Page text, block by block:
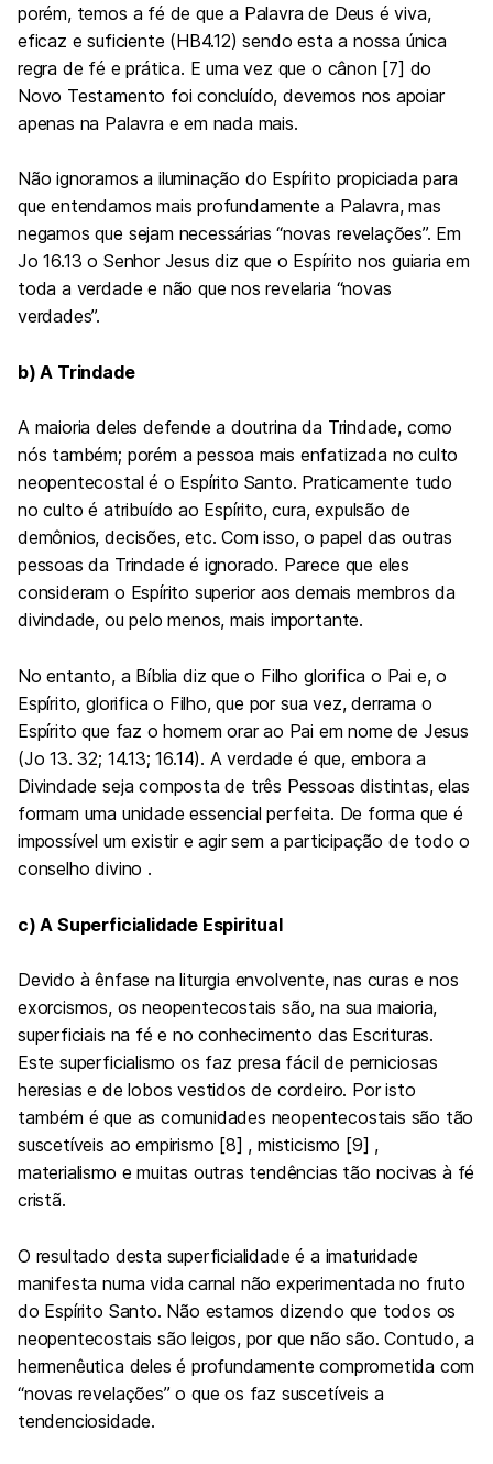
porém, temos a fé de que a Palavra de Deus é viva,
eficaz e suficiente (HB4.12) sendo esta a nossa única
regra de fé e prática. E uma vez que o cânon [7] do
Novo Testamento foi concluído, devemos nos apoiar
apenas na Palavra e em nada mais.
Não ignoramos a iluminação do Espírito propiciada para
que entendamos mais profundamente a Palavra, mas
negamos que sejam necessárias “novas revelações”. Em
Jo 16.13 o Senhor Jesus diz que o Espírito nos guiaria em
toda a verdade e não que nos revelaria “novas
verdades”.
b) A Trindade
A maioria deles defende a doutrina da Trindade, como
nós também; porém a pessoa mais enfatizada no culto
neopentecostal é o Espírito Santo. Praticamente tudo
no culto é atribuído ao Espírito, cura, expulsão de
demônios, decisões, etc. Com isso, o papel das outras
pessoas da Trindade é ignorado. Parece que eles
consideram o Espírito superior aos demais membros da
divindade, ou pelo menos, mais importante.
No entanto, a Bíblia diz que o Filho glorifica o Pai e, o
Espírito, glorifica o Filho, que por sua vez, derrama o
Espírito que faz o homem orar ao Pai em nome de Jesus
(Jo 13. 32; 14.13; 16.14). A verdade é que, embora a
Divindade seja composta de três Pessoas distintas, elas
formam uma unidade essencial perfeita. De forma que é
impossível um existir e agir sem a participação de todo o
conselho divino .
c) A Superficialidade Espiritual
Devido à ênfase na liturgia envolvente, nas curas e nos
exorcismos, os neopentecostais são, na sua maioria,
superficiais na fé e no conhecimento das Escrituras.
Este superficialismo os faz presa fácil de perniciosas
heresias e de lobos vestidos de cordeiro. Por isto
também é que as comunidades neopentecostais são tão
suscetíveis ao empirismo [8] , misticismo [9] ,
materialismo e muitas outras tendências tão nocivas à fé
cristã.
O resultado desta superficialidade é a imaturidade
manifesta numa vida carnal não experimentada no fruto
do Espírito Santo. Não estamos dizendo que todos os
neopentecostais são leigos, por que não são. Contudo, a
hermenêutica deles é profundamente comprometida com
“novas revelações” o que os faz suscetíveis a
tendenciosidade.